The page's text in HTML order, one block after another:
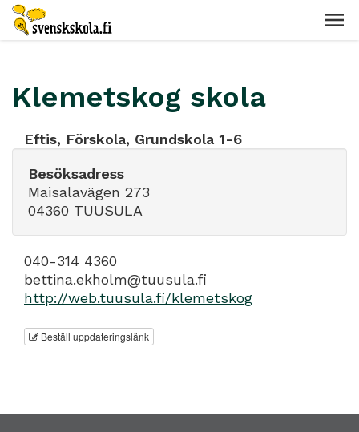
Klemetskog skola
Eftis, Förskola, Grundskola 1-6
Besöksadress
Maisalavägen 273
04360 TUUSULA
040-314 4360
bettina.ekholm@tuusula.fi
http://web.tuusula.fi/klemetskog
Beställ uppdateringslänk